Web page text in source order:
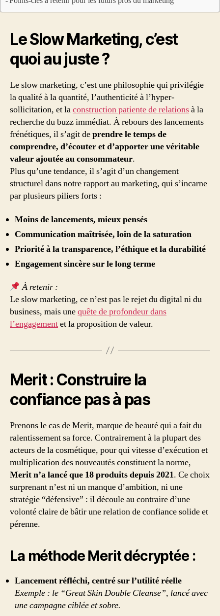
Le Slow Marketing, c’est
quoi au juste ?
Le slow marketing, c’est une philosophie qui privilégie
la qualité à la quantité, l’authenticité à l’hyper-
sollicitation, et laconstruction patiente de relationsà la
recherche du buzz immédiat. À rebours des lancements
frénétiques, il s’agit deprendre le temps de
comprendre, d’écouter et d’apporter une véritable
valeur ajoutée au consommateur.
Plus qu’une tendance, il s’agit d’un changement
structurel dans notre rapport au marketing, qui s’incarne
par plusieurs piliers forts :
Moins de lancements, mieux pensés
Communication maîtrisée, loin de la saturation
Priorité à la transparence, l’éthique et la durabilité
Engagement sincère sur le long terme
À retenir :
Le slow marketing, ce n’est pas le rejet du digital ni du
business, mais unequête de profondeur dans
l’engagementet la proposition de valeur.
Merit : Construire la
confiance pas à pas
Prenons le cas de Merit, marque de beauté qui a fait du
ralentissement sa force. Contrairement à la plupart des
acteurs de la cosmétique, pour qui vitesse d’exécution et
multiplication des nouveautés constituent la norme,
Merit n’a lancé que 18 produits depuis 2021. Ce choix
surprenant n’est ni un manque d’ambition, ni une
stratégie “défensive” : il découle au contraire d’une
volonté claire de bâtir une relation de confiance solide et
pérenne.
La méthode Merit décryptée :
Lancement réfléchi, centré sur l’utilité réelle
Exemple : le “Great Skin Double Cleanse”, lancé avec
une campagne ciblée et sobre.